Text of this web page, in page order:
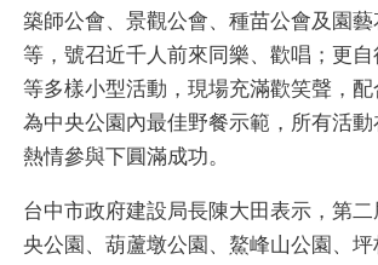
築師公會、景觀公會、種苗公會及園
等，號召近千人前來同樂、歡唱；更
等多樣小型活動，現場充滿歡笑聲，配
為中央公園內最佳野餐示範，所有活
熱情參與下圓滿成功。
台中市政府建設局長陳大田表示，第
央公園、葫蘆墩公園、鰲峰山公園、